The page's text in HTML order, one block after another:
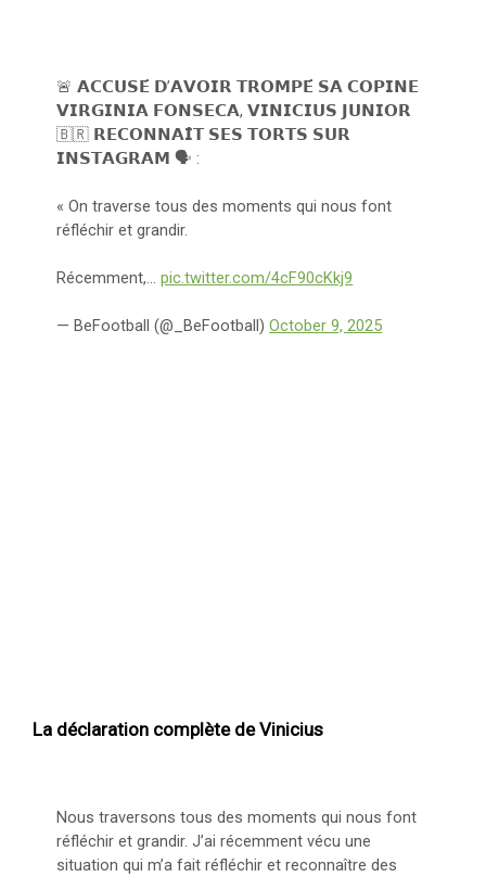
🚨 𝗔𝗖𝗖𝗨𝗦𝗘́ 𝗗’𝗔𝗩𝗢𝗜𝗥 𝗧𝗥𝗢𝗠𝗣𝗘́ 𝗦𝗔 𝗖𝗢𝗣𝗜𝗡𝗘
𝗩𝗜𝗥𝗚𝗜𝗡𝗜𝗔 𝗙𝗢𝗡𝗦𝗘𝗖𝗔, 𝗩𝗜𝗡𝗜𝗖𝗜𝗨𝗦 𝗝𝗨𝗡𝗜𝗢𝗥
🇧🇷 𝗥𝗘𝗖𝗢𝗡𝗡𝗔𝗜̂𝗧 𝗦𝗘𝗦 𝗧𝗢𝗥𝗧𝗦 𝗦𝗨𝗥
𝗜𝗡𝗦𝗧𝗔𝗚𝗥𝗔𝗠 🗣️ :
« On traverse tous des moments qui nous font
réfléchir et grandir.
Récemment,…pic.twitter.com/4cF90cKkj9
— BeFootball (@_BeFootball)October 9, 2025
La déclaration complète de Vinicius
Nous traversons tous des moments qui nous font
réfléchir et grandir. J’ai récemment vécu une
situation qui m’a fait réfléchir et reconnaître des